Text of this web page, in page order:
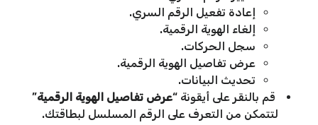
إعادة تفعيل الرقم السري.
إلغاء الهوية الرقمية.
سجل الحركات.
عرض تفاصيل الهوية الرقمية.
تحديث البيانات.
قم بالنقر على أيقونة “عرض تفاصيل الهوية الرقمية”
لتتمكن من التعرف على الرقم المسلسل لبطاقتك.